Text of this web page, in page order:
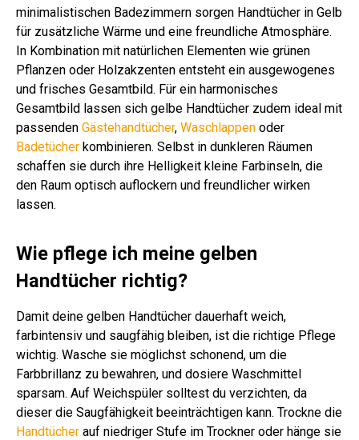
minimalistischen Badezimmern sorgen Handtücher in Gelb
für zusätzliche Wärme und eine freundliche Atmosphäre.
In Kombination mit natürlichen Elementen wie grünen
Pflanzen oder Holzakzenten entsteht ein ausgewogenes
und frisches Gesamtbild. Für ein harmonisches
Gesamtbild lassen sich gelbe Handtücher zudem ideal mit
passenden Gästehandtücher, Waschlappen oder
Badetücher kombinieren. Selbst in dunkleren Räumen
schaffen sie durch ihre Helligkeit kleine Farbinseln, die
den Raum optisch auflockern und freundlicher wirken
lassen.
Wie pflege ich meine gelben
Handtücher richtig?
Damit deine gelben Handtücher dauerhaft weich,
farbintensiv und saugfähig bleiben, ist die richtige Pflege
wichtig. Wasche sie möglichst schonend, um die
Farbbrillanz zu bewahren, und dosiere Waschmittel
sparsam. Auf Weichspüler solltest du verzichten, da
dieser die Saugfähigkeit beeinträchtigen kann. Trockne die
Handtücher auf niedriger Stufe im Trockner oder hänge sie